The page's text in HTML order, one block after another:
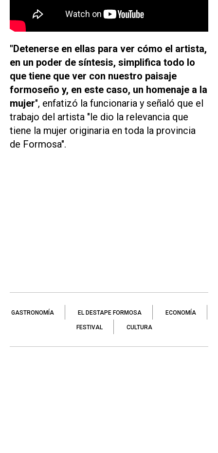
"Detenerse en ellas para ver cómo el artista,
en un poder de síntesis, simplifica todo lo
que tiene que ver con nuestro paisaje
formoseño y, en este caso, un homenaje a la
mujer", enfatizó la funcionaria y señaló que el
trabajo del artista "le dio la relevancia que
tiene la mujer originaria en toda la provincia
de Formosa".
GASTRONOMÍA EL DESTAPE FORMOSA ECONOMÍA
FESTIVAL CULTURA